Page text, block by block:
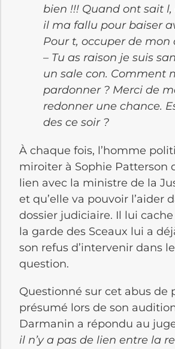
bien !!! Quand ont sait l,
il ma fallu pour baiser
Pour t, occuper de mon
– Tu as raison je suis
un sale con. Comment
pardonner ? Merci de
redonner une chance.
des ce soir ?
À chaque fois, l’homme
miroiter à Sophie Patterson
lien avec la ministre de la
et qu’elle va pouvoir l’aider
dossier judiciaire. Il lui
la garde des Sceaux lui a
son refus d’intervenir dans
question.
Questionné sur cet abus de
présumé lors de son
Darmanin a répondu au
il n’y a pas de lien entre la